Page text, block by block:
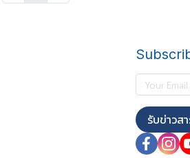
รับข่าวส